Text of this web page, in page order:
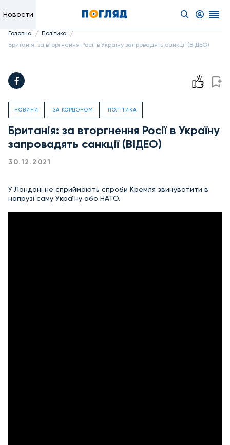
Новости
Головна / Політика /
Британія: за вторгнення Росії в Україну запровадять санкції (ВІДЕО)
НОВИНИ ЗА КОРДОНОМ ПОЛІТИКА
Британія: за вторгнення Росії в Україну
запровадять санкції (ВІДЕО)
30.12.2021
У Лондоні не сприймають спроби Кремля звинуватити в
напрузі саму Україну або НАТО.